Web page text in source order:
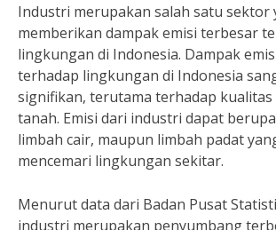
Industri merupakan salah satu sektor
memberikan dampak emisi terbesar
lingkungan di Indonesia. Dampak
terhadap lingkungan di Indonesia
signifikan, terutama terhadap kualitas
tanah. Emisi dari industri dapat
limbah cair, maupun limbah padat
mencemari lingkungan sekitar.
Menurut data dari Badan Pusat
industri merupakan penyumbang